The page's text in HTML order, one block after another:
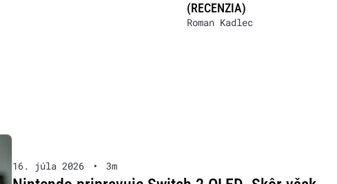
(RECENZIA)
Roman Kadlec
16. júla 2026 • 3m